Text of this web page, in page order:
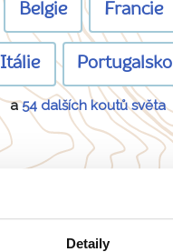
Detaily
Belgie Francie
Itálie Portugalsko
a54 dalších koutů světa